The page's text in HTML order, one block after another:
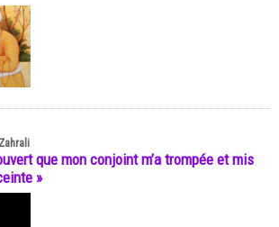
que mon conjoint m’a trompée et mis
»